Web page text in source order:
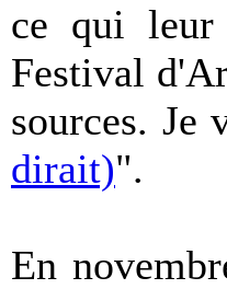
ce qui leur
Festival
sources. Je
dirait)".
En